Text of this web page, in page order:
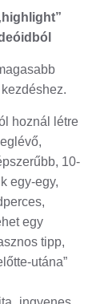
hoznál létre
10-
egy-egy,
egy
tipp,
utána”